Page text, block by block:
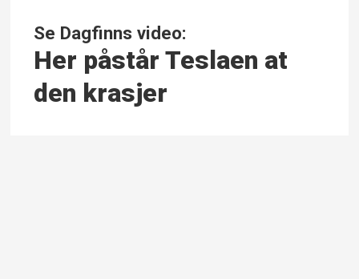
Se Dagfinns video:
Her påstår Teslaen at
den krasjer